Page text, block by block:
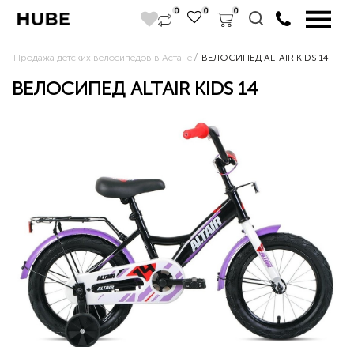
0 0 0
Продажа детских велосипедов в Астане ВЕЛОСИПЕД ALTAIR KIDS 14
ВЕЛОСИПЕД ALTAIR KIDS 14